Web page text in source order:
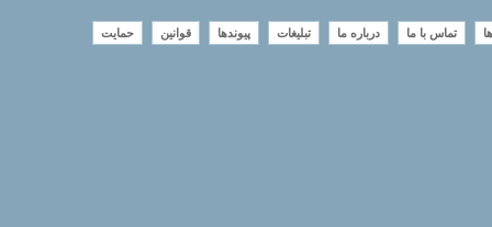
تماس با ما درباره ما تبلیغات پیوندها قوانین حمایت